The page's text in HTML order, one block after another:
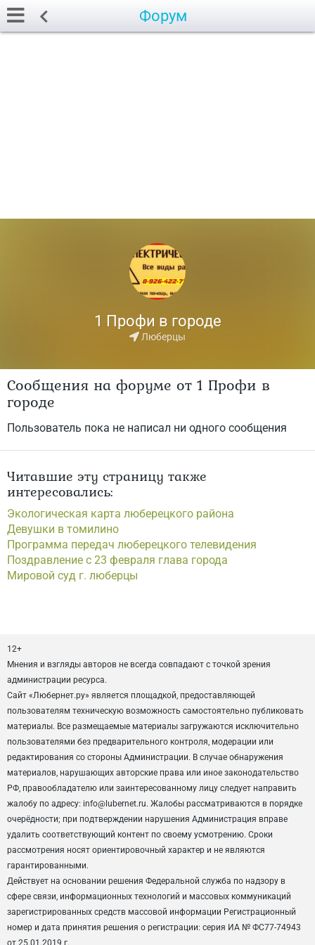
Форум
1 Профи в городе
Люберцы
Сообщения на форуме от 1 Профи в
городе
Пользователь пока не написал ни одного сообщения
Читавшие эту страницу также
интересовались:
Экологическая карта люберецкого района
Девушки в томилино
Программа передач люберецкого телевидения
Поздравление с 23 февраля глава города
Мировой суд г. люберцы
12+
Мнения и взгляды авторов не всегда совпадают с точкой зрения
администрации ресурса.
Сайт «Любернет.ру» является площадкой, предоставляющей
пользователям техническую возможность самостоятельно публиковать
материалы. Все размещаемые материалы загружаются исключительно
пользователями без предварительного контроля, модерации или
редактирования со стороны Администрации. В случае обнаружения
материалов, нарушающих авторские права или иное законодательство
РФ, правообладателю или заинтересованному лицу следует направить
жалобу по адресу: info@lubernet.ru. Жалобы рассматриваются в порядке
очерёдности; при подтверждении нарушения Администрация вправе
удалить соответствующий контент по своему усмотрению. Сроки
рассмотрения носят ориентировочный характер и не являются
гарантированными.
Действует на основании решения Федеральной служба по надзору в
сфере связи, информационных технологий и массовых коммуникаций
зарегистрированных средств массовой информации Регистрационный
номер и дата принятия решения о регистрации: серия ИА № ФС77-74943
от 25.01.2019 г.